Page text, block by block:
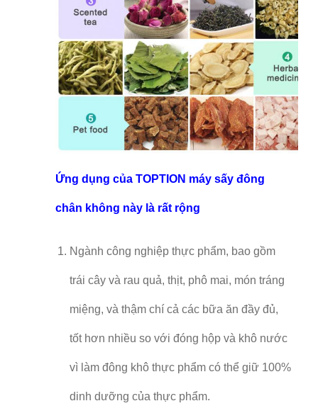
Ứng dụng của TOPTION máy sấy đông
chân không này là rất rộng
Ngành công nghiệp thực phẩm, bao gồm
trái cây và rau quả, thịt, phô mai, món tráng
miệng, và thậm chí cả các bữa ăn đầy đủ,
tốt hơn nhiều so với đóng hộp và khô nước
vì làm đông khô thực phẩm có thể giữ 100%
dinh dưỡng của thực phẩm.